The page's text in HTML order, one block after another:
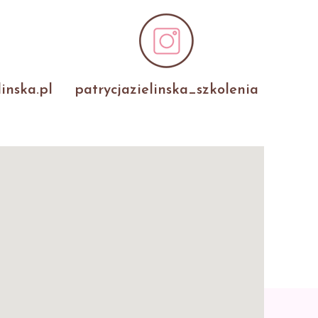
patrycjazielinska_szkolenia